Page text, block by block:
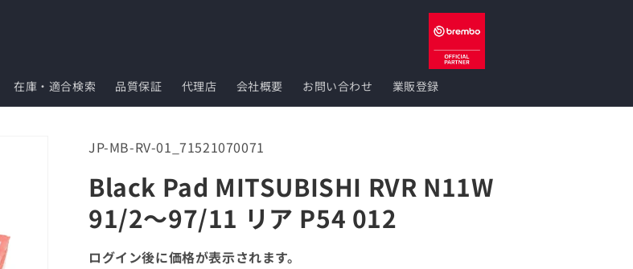
在庫・適合検索 品質保証 代理店 会社概要 お問い合わせ 業販登録
SKU:
JP-MB-RV-01_71521070071
Black Pad MITSUBISHI RVR N11W
91/2～97/11 リア P54 012
ログイン後に価格が表示されます。